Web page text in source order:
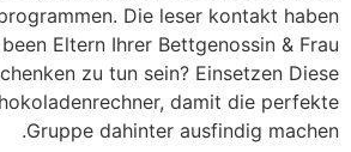
Die leser kontakt haben
Eltern Ihrer Bettgenossin & Frau
zu tun sein? Einsetzen Diese
damit die perfekte
Gruppe dahinter ausfindig machen.